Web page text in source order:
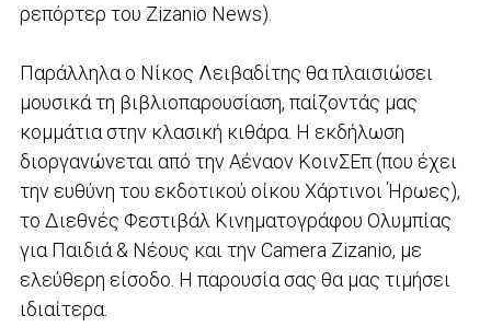
ρεπόρτερ του Zizanio News).
Παράλληλα ο Νίκος Λειβαδίτης θα πλαισιώσει
μουσικά τη βιβλιοπαρουσίαση, παίζοντάς μας
κομμάτια στην κλασική κιθάρα. Η εκδήλωση
διοργανώνεται από την Αέναον ΚοινΣΕπ (που έχει
την ευθύνη του εκδοτικού οίκου Χάρτινοι Ήρωες),
το Διεθνές Φεστιβάλ Κινηματογράφου Ολυμπίας
για Παιδιά & Νέους και την Camera Zizanio, με
ελεύθερη είσοδο. Η παρουσία σας θα μας τιμήσει
ιδιαίτερα.